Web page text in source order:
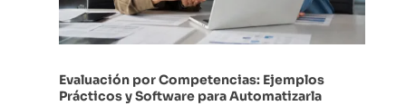
Evaluación por Competencias: Ejemplos
Prácticos y Software para Automatizarla